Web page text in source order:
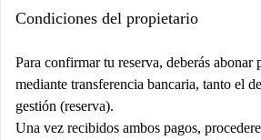
Condiciones del propietario
Para confirmar tu reserva, deberás abonar
mediante transferencia bancaria, tanto el
gestión (reserva).
Una vez recibidos ambos pagos,